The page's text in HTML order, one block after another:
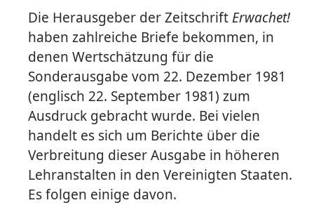
Die Herausgeber der ZeitschriftErwachet!
haben zahlreiche Briefe bekommen, in
denen Wertschätzung für die
Sonderausgabe vom 22. Dezember 1981
(englisch 22. September 1981) zum
Ausdruck gebracht wurde. Bei vielen
handelt es sich um Berichte über die
Verbreitung dieser Ausgabe in höheren
Lehranstalten in den Vereinigten Staaten.
Es folgen einige davon.